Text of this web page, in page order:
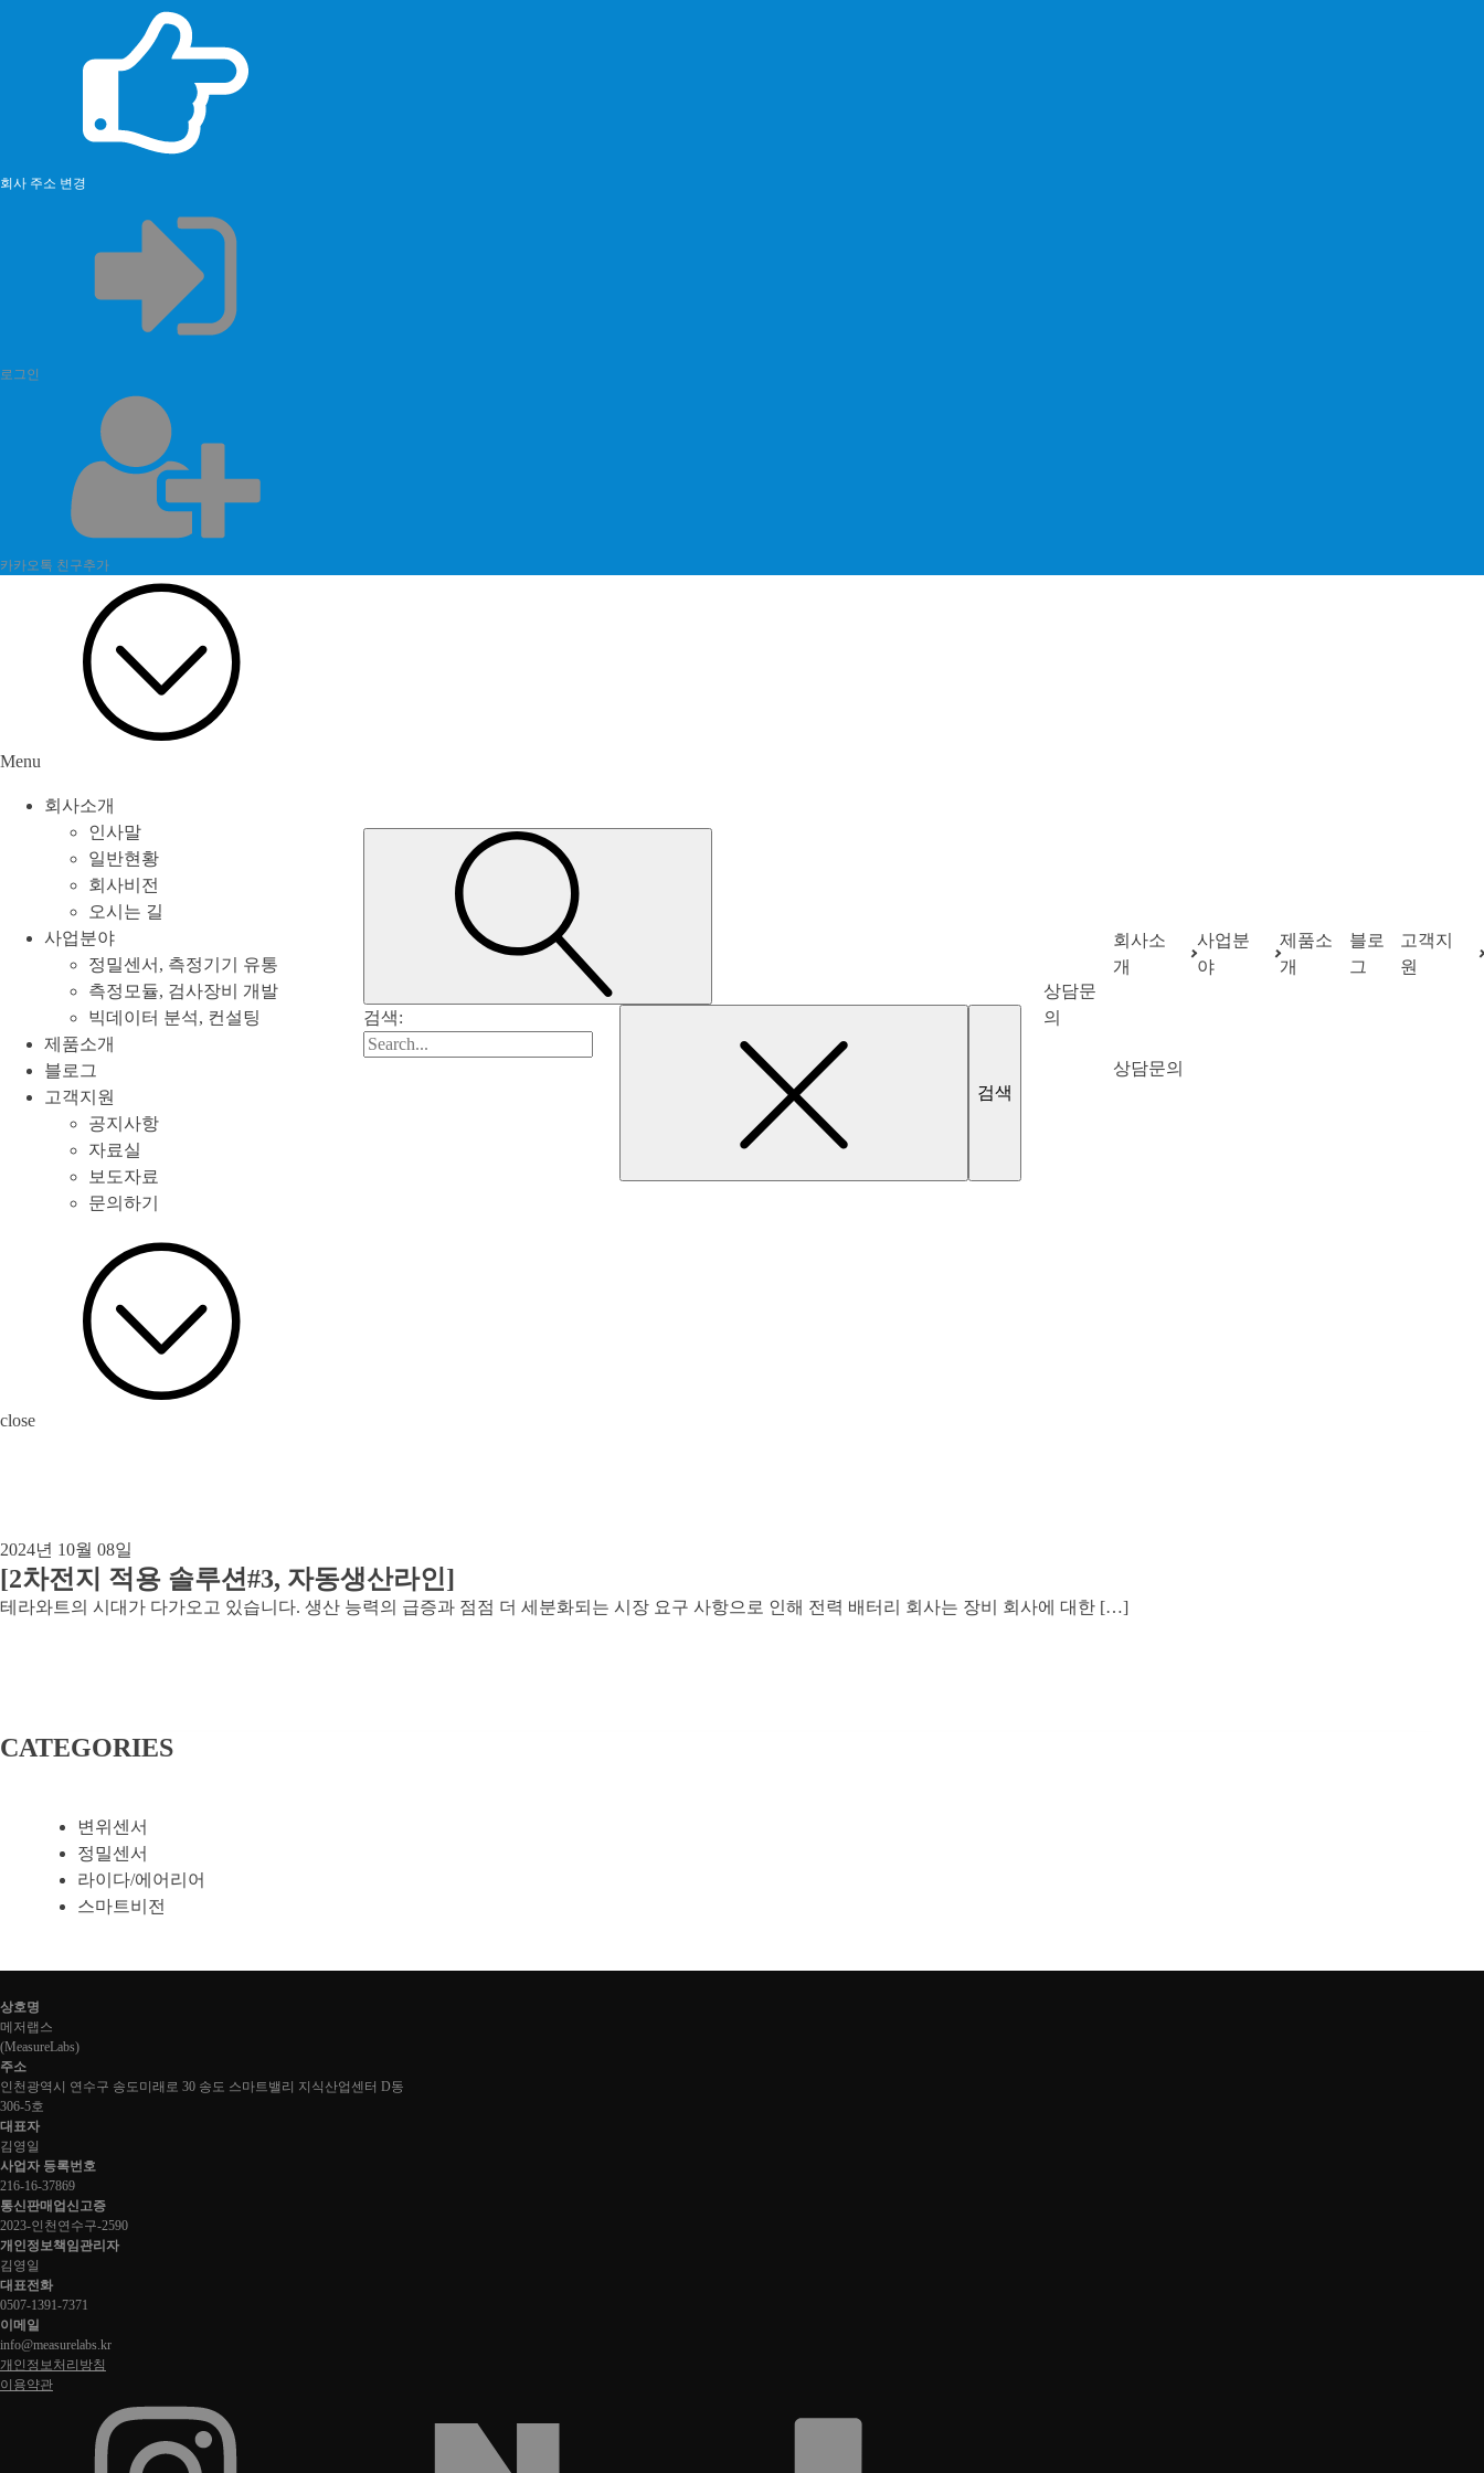
회사 주소 변경
로그인
카카오톡 친구추가
Menu
회사소개
인사말
일반현황
회사비전
오시는 길
사업분야
정밀센서, 측정기기 유통
측정모듈, 검사장비 개발
빅데이터 분석, 컨설팅
제품소개
블로그
고객지원
공지사항
자료실
보도자료
문의하기
close
검색:
상담문
의
회사소
개
사업분
야
제품소
개
블로
그
고객지
원
상담문의
2024년 10월 08일
[2차전지 적용 솔루션#3, 자동생산라인]
테라와트의 시대가 다가오고 있습니다. 생산 능력의 급증과 점점 더 세분화되는 시장 요구 사항으로 인해 전력 배터리 회사는 장비 회사에 대한 […]
CATEGORIES
변위센서
정밀센서
라이다/에어리어
스마트비전
상호명
메저랩스
(MeasureLabs)
주소
인천광역시 연수구 송도미래로 30 송도 스마트밸리 지식산업센터 D동
306-5호
대표자
김영일
사업자 등록번호
216-16-37869
통신판매업신고증
2023-인천연수구-2590
개인정보책임관리자
김영일
대표전화
0507-1391-7371
이메일
info@measurelabs.kr
개인정보처리방침
이용약관